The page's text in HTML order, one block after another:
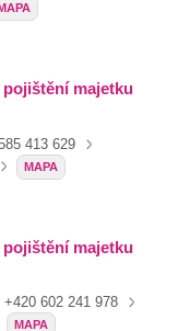
majetku
413 629
MAPA
majetku
+420 602 241 978
MAPA